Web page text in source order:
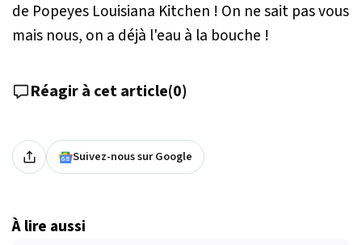
de Popeyes Louisiana Kitchen ! On ne sait pas vous
mais nous, on a déjà l'eau à la bouche !
Réagir à cet article(0)
Suivez-nous sur Google
À lire aussi